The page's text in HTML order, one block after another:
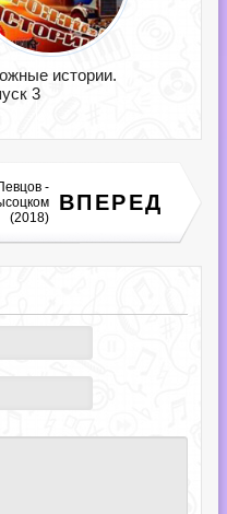
истории.
3
-
ВПЕРЕД
-
(2018)